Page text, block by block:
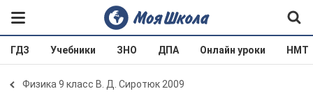
ГДЗ Учебники ЗНО ДПА Онлайн уроки НМТ
Физика 9 класс В. Д. Сиротюк 2009